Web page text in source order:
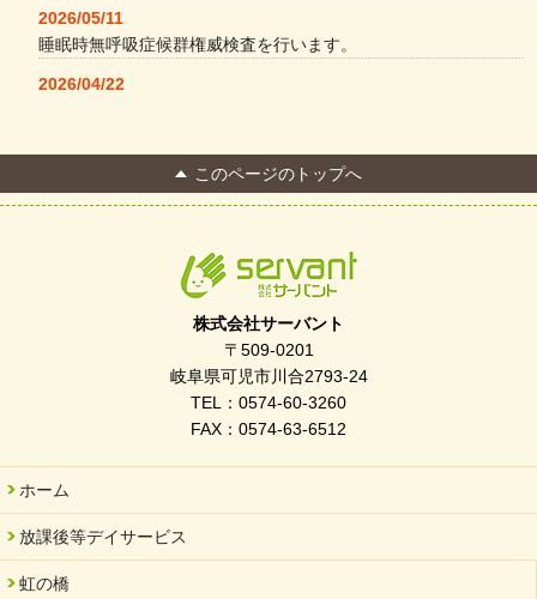
2026/05/11
睡眠時無呼吸症候群権威検査を行います。
2026/04/22
FC Bombonera 岐阜県No.1
令和7年度 岐阜県スポーツ賞「FC Bombonera」
岐阜県「働いてもらい方改革」優良事例集に掲載されました
2025/06/10
未来会議 in 可児市 「斉藤まさゆき」
このページのトップへ
株式会社サーバント
〒509-0201
岐阜県可児市川合2793-24
TEL：0574-60-3260
FAX：0574-63-6512
ホーム
放課後等デイサービス
虹の橋